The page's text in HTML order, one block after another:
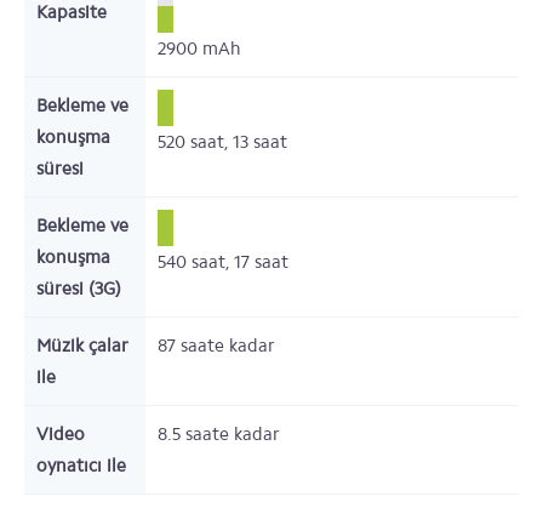
Kapasite
2900 mAh
Bekleme ve
konuşma
süresi
520 saat, 13 saat
Bekleme ve
konuşma
süresi (3G)
540 saat, 17 saat
Müzik çalar
ile
87 saate kadar
Video
oynatıcı ile
8.5 saate kadar